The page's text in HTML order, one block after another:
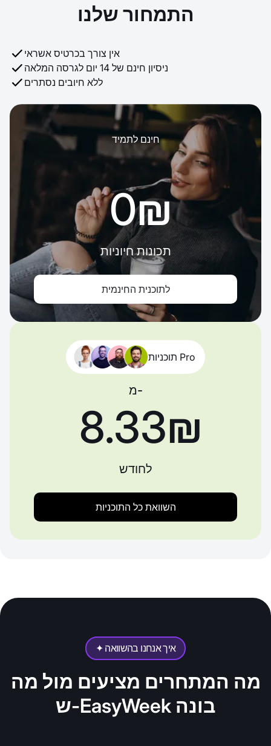
התמחור שלנו
אין צורך בכרטיס אשראי
ניסיון חינם של 14 יום לגרסה המלאה
ללא חיובים נסתרים
חינם לתמיד
‏0 ‏₪
תכונות חיוניות
לתוכנית החינמית
תוכניות Pro
מ-
‏8.33 ‏₪
לחודש
השוואת כל התוכניות
✦ איך אנחנו בהשוואה
מה המתחרים מציעים מול מה
ש-EasyWeek בונה